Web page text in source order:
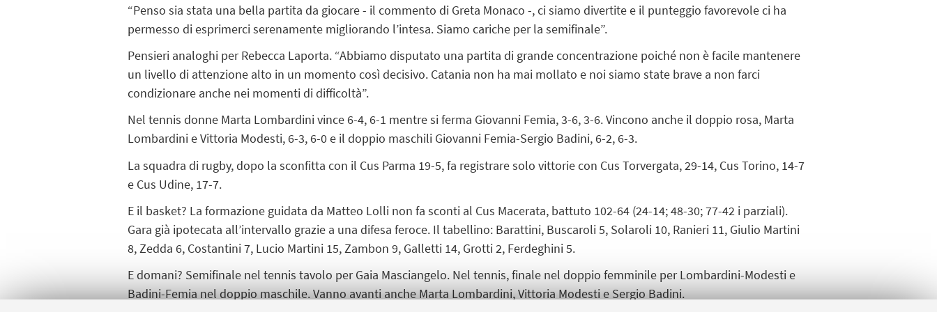
“Penso sia stata una bella partita da giocare - il commento di Greta Monaco -, ci siamo divertite e il punteggio favorevole ci ha
permesso di esprimerci serenamente migliorando l’intesa. Siamo cariche per la semifinale”.
Pensieri analoghi per Rebecca Laporta. “Abbiamo disputato una partita di grande concentrazione poiché non è facile mantenere
un livello di attenzione alto in un momento così decisivo. Catania non ha mai mollato e noi siamo state brave a non farci
condizionare anche nei momenti di difficoltà”.
Nel tennis donne Marta Lombardini vince 6-4, 6-1 mentre si ferma Giovanni Femia, 3-6, 3-6. Vincono anche il doppio rosa, Marta
Lombardini e Vittoria Modesti, 6-3, 6-0 e il doppio maschili Giovanni Femia-Sergio Badini, 6-2, 6-3.
La squadra di rugby, dopo la sconfitta con il Cus Parma 19-5, fa registrare solo vittorie con Cus Torvergata, 29-14, Cus Torino, 14-7
e Cus Udine, 17-7.
E il basket? La formazione guidata da Matteo Lolli non fa sconti al Cus Macerata, battuto 102-64 (24-14; 48-30; 77-42 i parziali).
Gara già ipotecata all’intervallo grazie a una difesa feroce. Il tabellino: Barattini, Buscaroli 5, Solaroli 10, Ranieri 11, Giulio Martini
8, Zedda 6, Costantini 7, Lucio Martini 15, Zambon 9, Galletti 14, Grotti 2, Ferdeghini 5.
E domani? Semifinale nel tennis tavolo per Gaia Masciangelo. Nel tennis, finale nel doppio femminile per Lombardini-Modesti e
Badini-Femia nel doppio maschile. Vanno avanti anche Marta Lombardini, Vittoria Modesti e Sergio Badini.